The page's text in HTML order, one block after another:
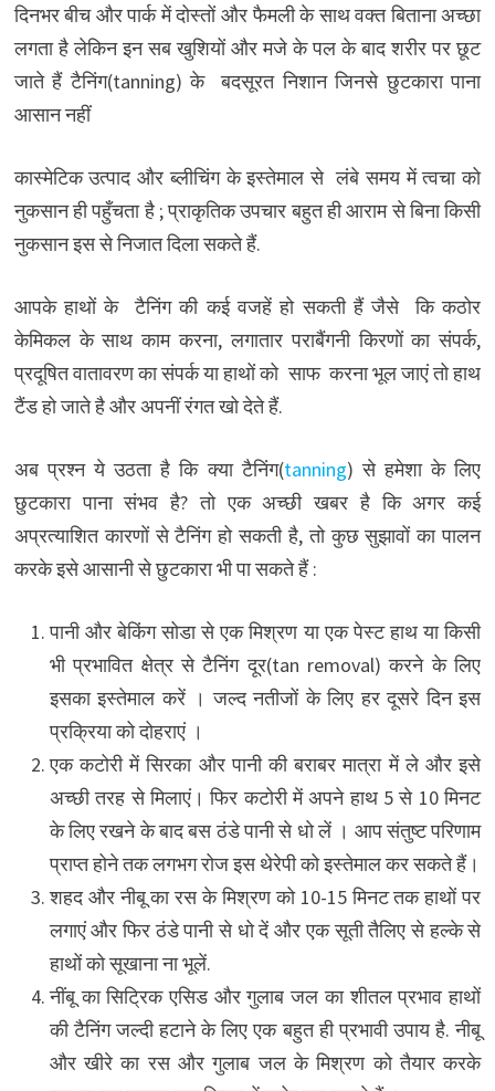
दिनभर बीच और पार्क में दोस्तों और फैमली के साथ वक्त बिताना अच्छा
लगता है लेकिन इन सब खुशियों और मजे के पल के बाद शरीर पर छूट
जाते हैं टैनिंग(tanning) के बदसूरत निशान जिनसे छुटकारा पाना
आसान नहीं
कास्मेटिक उत्पाद और ब्लीचिंग के इस्तेमाल से लंबे समय में त्वचा को
नुकसान ही पहुँचता है ; प्राकृतिक उपचार बहुत ही आराम से बिना किसी
नुकसान इस से निजात दिला सकते हैं.
आपके हाथों के टैनिंग की कई वजहें हो सकती हैं जैसे कि कठोर
केमिकल के साथ काम करना, लगातार पराबैंगनी किरणों का संपर्क,
प्रदूषित वातावरण का संपर्क या हाथों को साफ करना भूल जाएं तो हाथ
टैंड हो जाते है और अपनीं रंगत खो देते हैं.
अब प्रश्न ये उठता है कि क्या टैनिंग(tanning) से हमेशा के लिए
छुटकारा पाना संभव है? तो एक अच्छी खबर है कि अगर कई
अप्रत्याशित कारणों से टैनिंग हो सकती है, तो कुछ सुझावों का पालन
करके इसे आसानी से छुटकारा भी पा सकते हैं :
पानी और बेकिंग सोडा से एक मिश्रण या एक पेस्ट हाथ या किसी
भी प्रभावित क्षेत्र से टैनिंग दूर(tan removal) करने के लिए
इसका इस्तेमाल करें । जल्द नतीजों के लिए हर दूसरे दिन इस
प्रक्रिया को दोहराएं ।
एक कटोरी में सिरका और पानी की बराबर मात्रा में ले और इसे
अच्छी तरह से मिलाएं। फिर कटोरी में अपने हाथ 5 से 10 मिनट
के लिए रखने के बाद बस ठंडे पानी से धो लें । आप संतुष्ट परिणाम
प्राप्त होने तक लगभग रोज इस थेरेपी को इस्तेमाल कर सकते हैं।
शहद और नीबू का रस के मिश्रण को 10-15 मिनट तक हाथों पर
लगाएं और फिर ठंडे पानी से धो दें और एक सूती तैलिए से हल्के से
हाथों को सूखाना ना भूलें.
नींबू का सिट्रिक एसिड और गुलाब जल का शीतल प्रभाव हाथों
की टैनिंग जल्दी हटाने के लिए एक बहुत ही प्रभावी उपाय है. नीबू
और खीरे का रस और गुलाब जल के मिश्रण को तैयार करके